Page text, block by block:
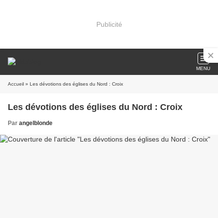
Publicité
MENU
Accueil » Les dévotions des églises du Nord : Croix
Les dévotions des églises du Nord : Croix
Par angelblonde